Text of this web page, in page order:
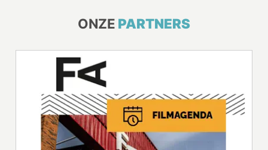
ONZE PARTNERS